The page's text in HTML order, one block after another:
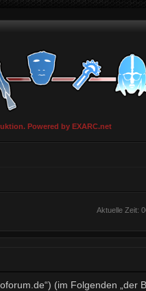
Powered by EXARC.net
Aktuelle Zeit:
(im Folgenden